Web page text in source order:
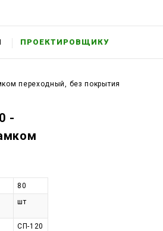
ПРОЕКТИРОВЩИКУ
переходный, без покрытия
-
80
шт
СП-120